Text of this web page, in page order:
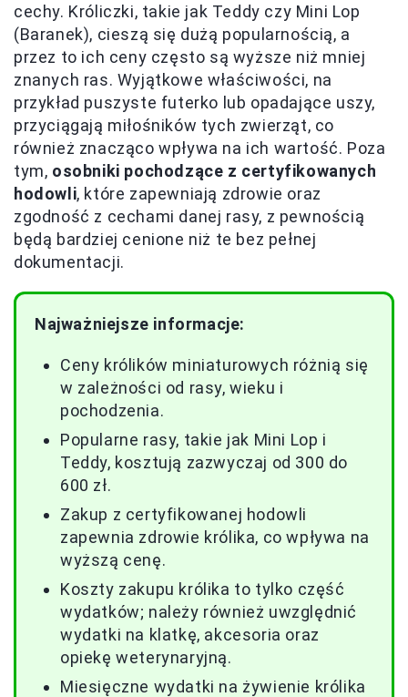
cechy. Króliczki, takie jak Teddy czy Mini Lop
(Baranek), cieszą się dużą popularnością, a
przez to ich ceny często są wyższe niż mniej
znanych ras. Wyjątkowe właściwości, na
przykład puszyste futerko lub opadające uszy,
przyciągają miłośników tych zwierząt, co
również znacząco wpływa na ich wartość. Poza
tym, osobniki pochodzące z certyfikowanych
hodowli, które zapewniają zdrowie oraz
zgodność z cechami danej rasy, z pewnością
będą bardziej cenione niż te bez pełnej
dokumentacji.
Najważniejsze informacje:
Ceny królików miniaturowych różnią się
w zależności od rasy, wieku i
pochodzenia.
Popularne rasy, takie jak Mini Lop i
Teddy, kosztują zazwyczaj od 300 do
600 zł.
Zakup z certyfikowanej hodowli
zapewnia zdrowie królika, co wpływa na
wyższą cenę.
Koszty zakupu królika to tylko część
wydatków; należy również uwzględnić
wydatki na klatkę, akcesoria oraz
opiekę weterynaryjną.
Miesięczne wydatki na żywienie królika